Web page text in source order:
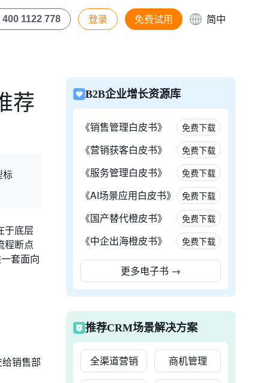
400 1122 778 登录 免费试用 简中
荐
标
于底层
程断点
套面向
销售部
B2B企业增长资源库
《销售管理白皮书》 免费下载
《营销获客白皮书》 免费下载
《服务管理白皮书》 免费下载
《AI场景应用白皮书》 免费下载
《国产替代橙皮书》 免费下载
《中企出海橙皮书》 免费下载
更多电子书 →
推荐CRM场景解决方案
全渠道营销 商机管理